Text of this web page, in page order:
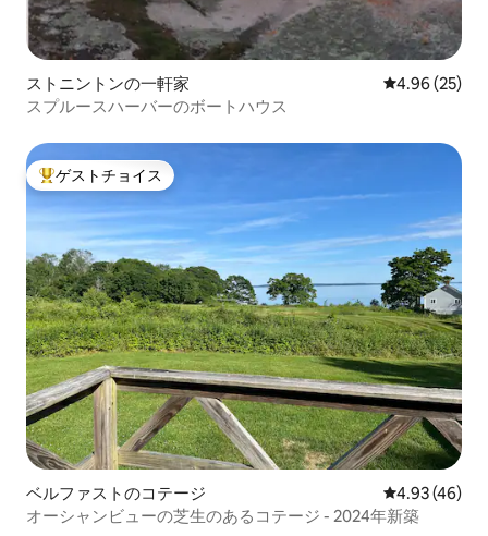
ストニントンの一軒家 レビュー25
4.96 (25)
スプルースハーバーのボートハウス
大好評のゲストチョイスです。
ゲストチョイス
ベルファストのコテージ レビュー46
4.93 (46)
オーシャンビューの芝生のあるコテージ - 2024年新築